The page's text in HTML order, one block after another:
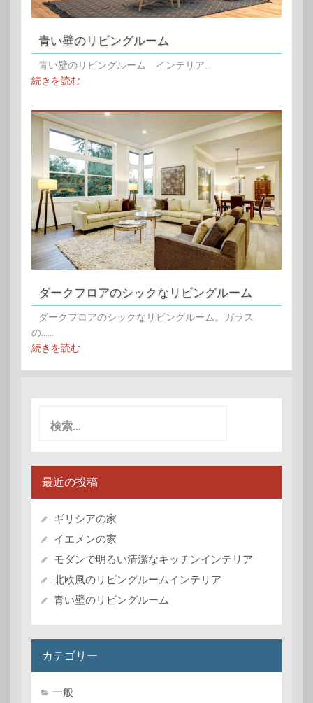
青い壁のリビングルーム
青い壁のリビングルーム インテリア...
続きを読む
ダークフロアのシックなリビングルーム
ダークフロアのシックなリビングルーム。ガラス
の......
続きを読む
最近の投稿
ギリシアの家
イエメンの家
モダンで明るい清潔なキッチンインテリア
北欧風のリビングルームインテリア
青い壁のリビングルーム
カテゴリー
一般